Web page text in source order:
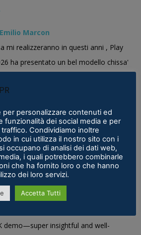
Marcon
mi realizzeranno in questi anni , Play
ha presentato un bel modello chissa'
2026
lo prenderei al volo
ma ne avevamo bisogno?
demo—super insightful and well-
per personalizzare contenuti ed
funzionalità dei social media e per
Condividiamo inoltre
in cui utilizza il nostro sito con i
occupano di analisi dei dati web,
i quali potrebbero combinarle
che ha fornito loro o che hanno
dei loro servizi.
Accetta Tutti